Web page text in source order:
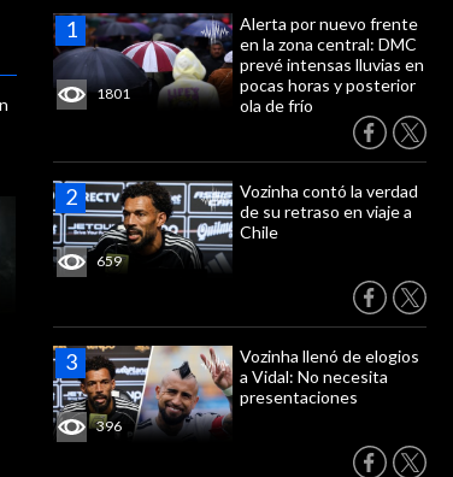
1801
Alerta por nuevo frente
en la zona central: DMC
prevé intensas lluvias en
pocas horas y posterior
ola de frío
659
Vozinha contó la verdad
de su retraso en viaje a
Chile
396
Vozinha llenó de elogios
a Vidal: No necesita
presentaciones